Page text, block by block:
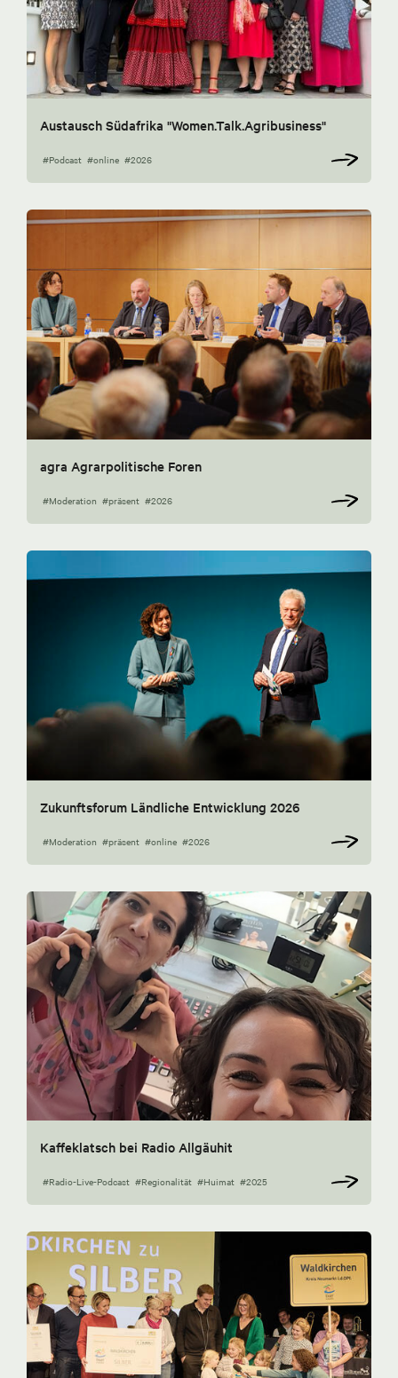
Austausch Südafrika "Women.Talk.Agribusiness"
#Podcast #online #2026
agra Agrarpolitische Foren
#Moderation #präsent #2026
Zukunftsforum Ländliche Entwicklung 2026
#Moderation #präsent #online #2026
Kaffeklatsch bei Radio Allgäuhit
#Radio-Live-Podcast #Regionalität #Huimat #2025